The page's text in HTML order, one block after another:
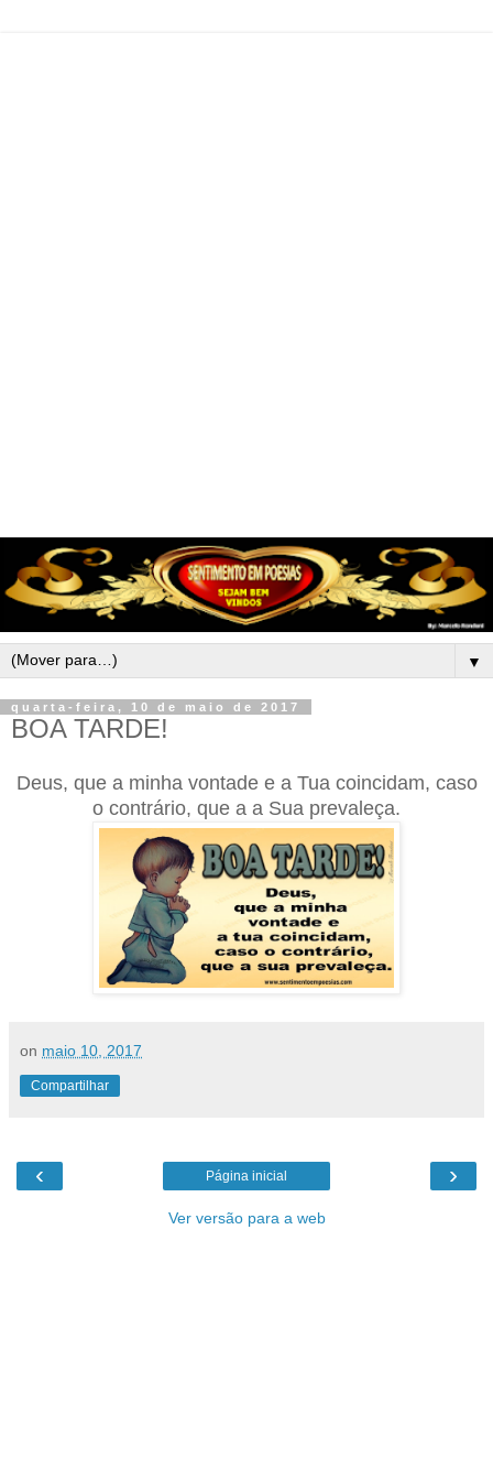
▼
quarta-feira, 10 de maio de 2017
BOA TARDE!
Deus, que a minha vontade e a Tua coincidam, caso
o contrário, que a a Sua prevaleça.
on maio 10, 2017
Compartilhar
‹ ›
Página inicial
Ver versão para a web